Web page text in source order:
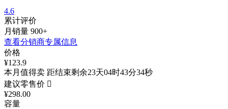
4.6
累计评价
月销量 900+
查看分销商专属信息
价格
¥123.9
本月值得卖 距结束剩余23天04时43分34秒
建议零售价 
¥298.00
容量